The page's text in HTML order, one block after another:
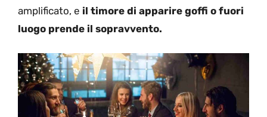
amplificato, e il timore di apparire goffi o fuori
luogo prende il sopravvento.